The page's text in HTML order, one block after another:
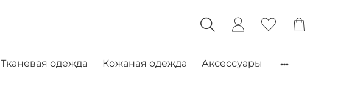
Тканевая одежда Кожаная одежда Аксессуары